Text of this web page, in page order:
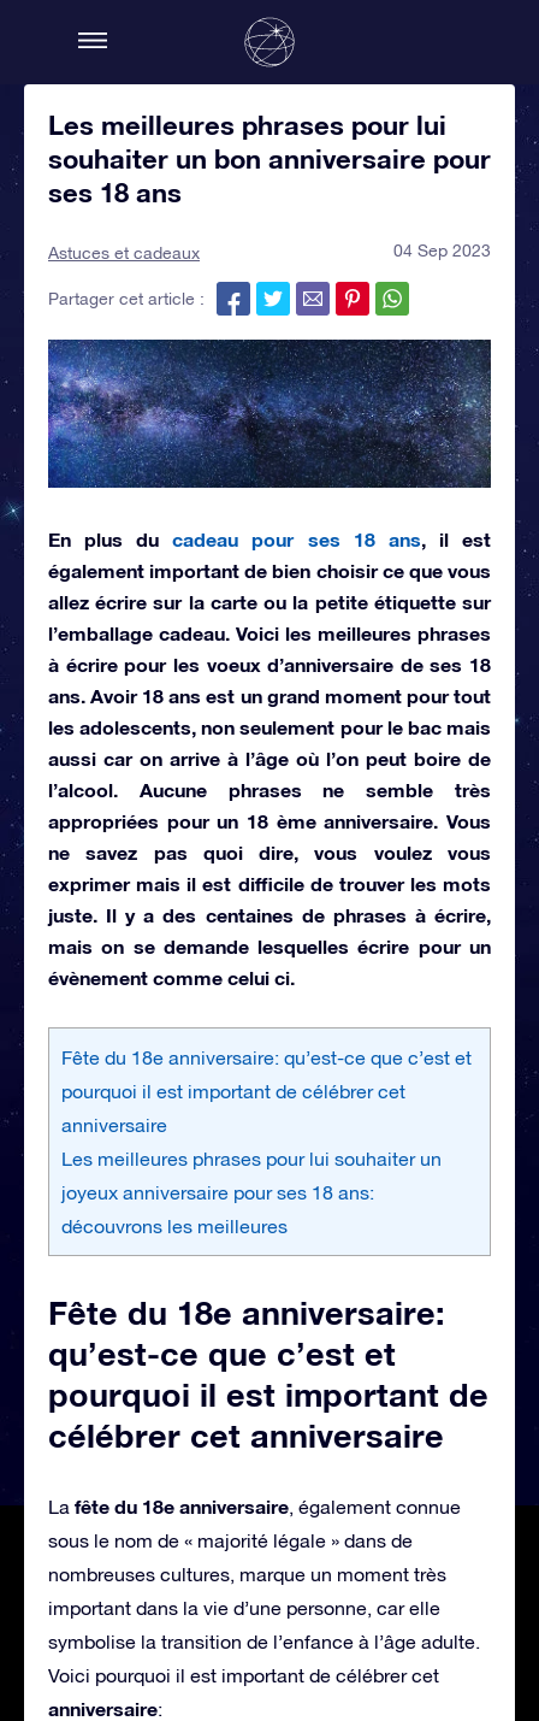
Les meilleures phrases pour lui
souhaiter un bon anniversaire pour
ses 18 ans
Astuces et cadeaux 04 Sep 2023
Partager cet article :
En plus ducadeau pour ses 18 ans, il est
également important de bien choisir ce que vous
allez écrire sur la carte ou la petite étiquette sur
l’emballage cadeau. Voici les meilleures phrases
à écrire pour les voeux d’anniversaire de ses 18
ans. Avoir 18 ans est un grand moment pour tout
les adolescents, non seulement pour le bac mais
aussi car on arrive à l’âge où l’on peut boire de
l’alcool. Aucune phrases ne semble très
appropriées pour un 18 ème anniversaire. Vous
ne savez pas quoi dire, vous voulez vous
exprimer mais il est difficile de trouver les mots
juste. Il y a des centaines de phrases à écrire,
mais on se demande lesquelles écrire pour un
évènement comme celui ci.
Fête du 18e anniversaire: qu’est-ce que c’est et
pourquoi il est important de célébrer cet
anniversaire
Les meilleures phrases pour lui souhaiter un
joyeux anniversaire pour ses 18 ans:
découvrons les meilleures
Fête du 18e anniversaire:
qu’est-ce que c’est et
pourquoi il est important de
célébrer cet anniversaire
La fête du 18e anniversaire, également connue
sous le nom de « majorité légale » dans de
nombreuses cultures, marque un moment très
important dans la vie d’une personne, car elle
symbolise la transition de l’enfance à l’âge adulte.
Voici pourquoi il est important de célébrer cet
anniversaire: